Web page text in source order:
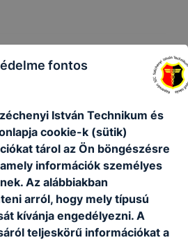
István
Iskola
+36 (82) 511-995
fontos
István Technikum és
cookie-k (sütik)
tárol az Ön böngészésre
információk személyes
Az alábbiakban
arról, hogy mely típusú
kívánja engedélyezni. A
teljeskörű információkat a